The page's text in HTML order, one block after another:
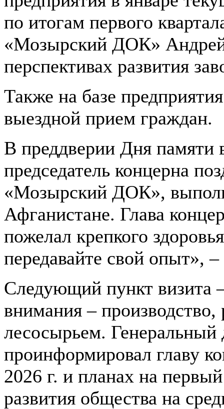
по итогам первого
«Мозырский ДОК» Андрей
перспективах развития
Также на базе
выездной прием граждан.
В преддверии Дня памяти
председатель концерна
«Мозырский ДОК»,
Афганистане. Глава
пожелал крепкого
передавайте свой опыт»,
Следующий пункт визита
внимания – производство,
лесосырьем. Генеральный
проинформировал главу
2026 г. и планах на
развития общества на